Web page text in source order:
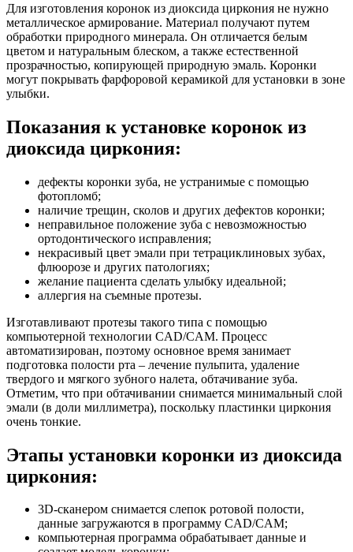
Для изготовления коронок из диоксида циркония не нужно
металлическое армирование. Материал получают путем
обработки природного минерала. Он отличается белым
цветом и натуральным блеском, а также естественной
прозрачностью, копирующей природную эмаль. Коронки
могут покрывать фарфоровой керамикой для установки в зоне
улыбки.
Показания к установке коронок из
диоксида циркония:
дефекты коронки зуба, не устранимые с помощью
фотопломб;
наличие трещин, сколов и других дефектов коронки;
неправильное положение зуба с невозможностью
ортодонтического исправления;
некрасивый цвет эмали при тетрациклиновых зубах,
флюорозе и других патологиях;
желание пациента сделать улыбку идеальной;
аллергия на съемные протезы.
Изготавливают протезы такого типа с помощью
компьютерной технологии CAD/CAM. Процесс
автоматизирован, поэтому основное время занимает
подготовка полости рта – лечение пульпита, удаление
твердого и мягкого зубного налета, обтачивание зуба.
Отметим, что при обтачивании снимается минимальный слой
эмали (в доли миллиметра), поскольку пластинки циркония
очень тонкие.
Этапы установки коронки из диоксида
циркония:
3D-сканером снимается слепок ротовой полости,
данные загружаются в программу CAD/CAM;
компьютерная программа обрабатывает данные и